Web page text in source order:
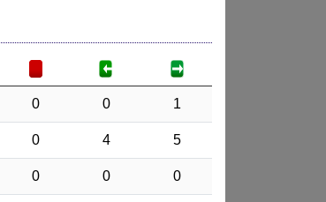
0 0 1
0 4 5
0 0 0